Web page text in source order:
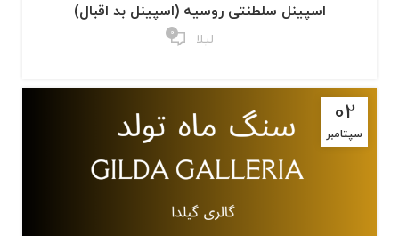
اسپینل سلطنتی روسیه (اسپینل بد اقبال)
لیلا 0
02
سپتامبر